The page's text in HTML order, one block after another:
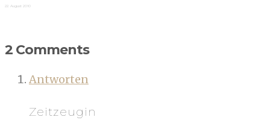
22. August 2010
2 Comments
Antworten
Zeitzeugin